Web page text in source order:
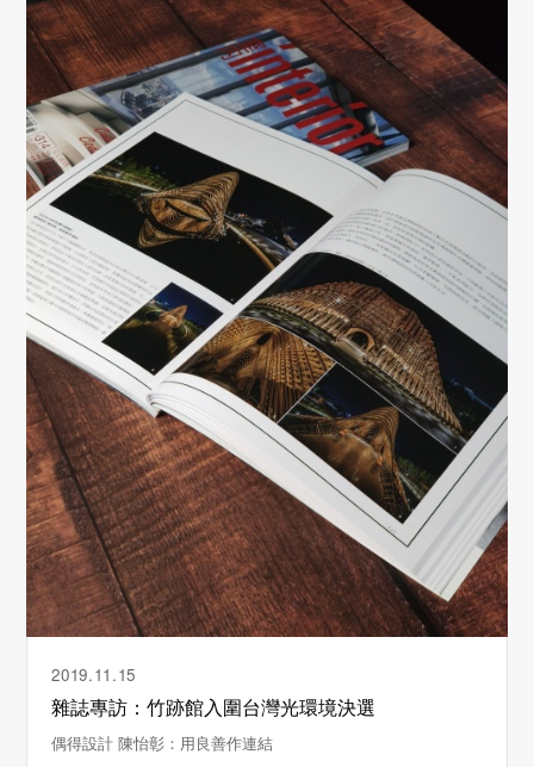
2019.11.15
雜誌專訪：竹跡館入圍台灣光環境決選
偶得設計 陳怡彰：用良善作連結